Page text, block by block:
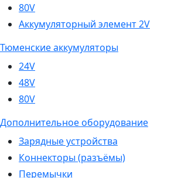
80V
Аккумуляторный элемент 2V
Тюменские аккумуляторы
24V
48V
80V
Дополнительное оборудование
Зарядные устройства
Коннекторы (разъёмы)
Перемычки